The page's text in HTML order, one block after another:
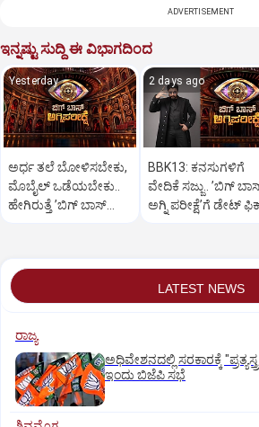
ADVERTISEMENT
ಇನ್ನಷ್ಟು ಸುದ್ದಿ ಈ ವಿಭಾಗದಿಂದ
Yesterday
ಅರ್ಧ ತಲೆ ಬೋಳಿಸಬೇಕು,
ಮೊಬೈಲ್‌ ಒಡೆಯಬೇಕು..
ಹೇಗಿರುತ್ತೆ ‌ʼಬಿಗ್ ಬಾಸ್‌
2 days ago
BBK13: ಕನಸುಗಳಿಗೆ
ವೇದಿಕೆ ಸಜ್ಜು.. ʼಬಿಗ್‌
ಅಗ್ನಿ ಪರೀಕ್ಷೆʼಗೆ ಡೇಟ್‌
LATEST NEWS
ರಾಜ್ಯ
ಅಧಿವೇಶನದಲ್ಲಿ ಸರಕಾರಕ್ಕೆ
ಇಂದು ಬಿಜೆಪಿ ಸಭೆ